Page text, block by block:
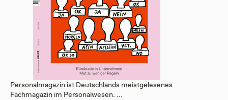
Personalmagazin ist Deutschlands meistgelesenes
Fachmagazin im Personalwesen. ...